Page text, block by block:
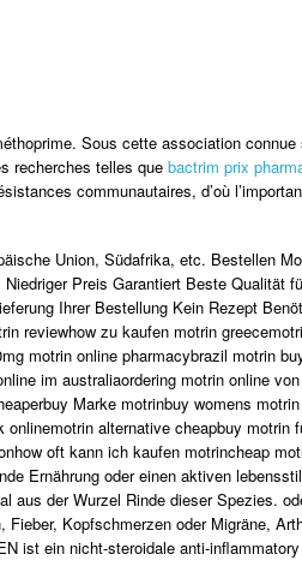
Sous cette association
recherches telles que bactrim prix
communautaires, d’où
Union, Südafrika, etc. Bestellen
Preis Garantiert Beste Qualität
Ihrer Bestellung Kein Rezept
reviewhow zu kaufen motrin
motrin online pharmacybrazil motrin
im australiaordering motrin online
Marke motrinbuy womens
alternative cheapbuy motrin
oft kann ich kaufen motrincheap
Ernährung oder einen aktiven
aus der Wurzel Rinde dieser Spezies.
Kopfschmerzen oder Migräne,
ist ein nicht-steroidale anti-